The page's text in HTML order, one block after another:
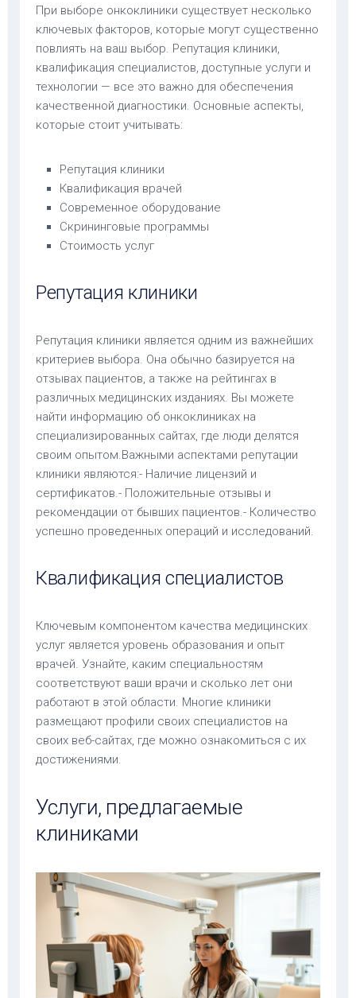
При выборе онкоклиники существует несколько
ключевых факторов, которые могут существенно
повлиять на ваш выбор. Репутация клиники,
квалификация специалистов, доступные услуги и
технологии — все это важно для обеспечения
качественной диагностики. Основные аспекты,
которые стоит учитывать:
Репутация клиники
Квалификация врачей
Современное оборудование
Скрининговые программы
Стоимость услуг
Репутация клиники
Репутация клиники является одним из важнейших
критериев выбора. Она обычно базируется на
отзывах пациентов, а также на рейтингах в
различных медицинских изданиях. Вы можете
найти информацию об онкоклиниках на
специализированных сайтах, где люди делятся
своим опытом.Важными аспектами репутации
клиники являются:- Наличие лицензий и
сертификатов.- Положительные отзывы и
рекомендации от бывших пациентов.- Количество
успешно проведенных операций и исследований.
Квалификация специалистов
Ключевым компонентом качества медицинских
услуг является уровень образования и опыт
врачей. Узнайте, каким специальностям
соответствуют ваши врачи и сколько лет они
работают в этой области. Многие клиники
размещают профили своих специалистов на
своих веб-сайтах, где можно ознакомиться с их
достижениями.
Услуги, предлагаемые
клиниками